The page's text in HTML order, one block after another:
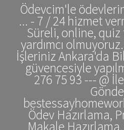
Ödevcim'le
... - 7 / 24 hizmet
Süreli, online, quiz
yardımcı
İşleriniz Ankara'da
güvencesiyle
276 75 93 --- @
Ödev Hazırlama,
Makale